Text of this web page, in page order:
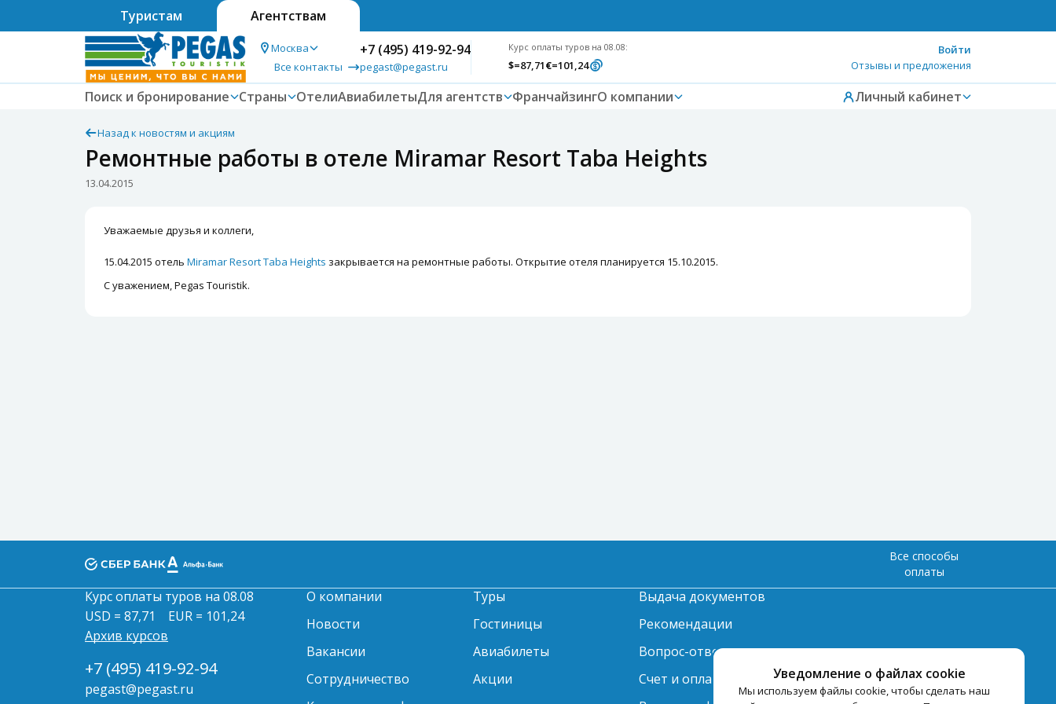
Туристам Агентствам
Москва
Все контакты
+7 (495) 419-92-94
pegast@pegast.ru
Курс оплаты туров на 08.08:
$=87,71€=101,24
Войти
Отзывы и предложения
Поиск и бронирование Страны ОтелиАвиабилетыДля агентств ФранчайзингО компании Личный кабинет
Назад к новостям и акциям
Ремонтные работы в отеле Miramar Resort Taba Heights
13.04.2015
Уважаемые друзья и коллеги,
15.04.2015 отель Miramar Resort Taba Heights закрывается на ремонтные работы. Открытие отеля планируется 15.10.2015.
С уважением, Pegas Touristik.
Уведомление о файлах cookie
Мы используем файлы cookie, чтобы сделать наш
Все способы
оплаты
Курс оплаты туров на 08.08
USD = 87,71
EUR = 101,24
Архив курсов
+7 (495) 419-92-94
pegast@pegast.ru
О компании
Новости
Вакансии
Сотрудничество
Туры
Гостиницы
Авиабилеты
Акции
Выдача документов
Рекомендации
Вопрос-ответ
Счет и оплата